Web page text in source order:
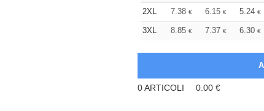
2XL 7.38 € 6.15 € 5.24 €
3XL 8.85 € 7.37 € 6.30 €
0ARTICOLI 0.00 €